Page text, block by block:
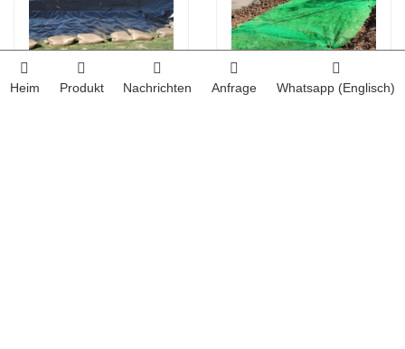
LLDPE Teichfolie Geomat-Stützmauer
Heim Produkt Nachrichten Anfrage Whatsapp (Englisch)